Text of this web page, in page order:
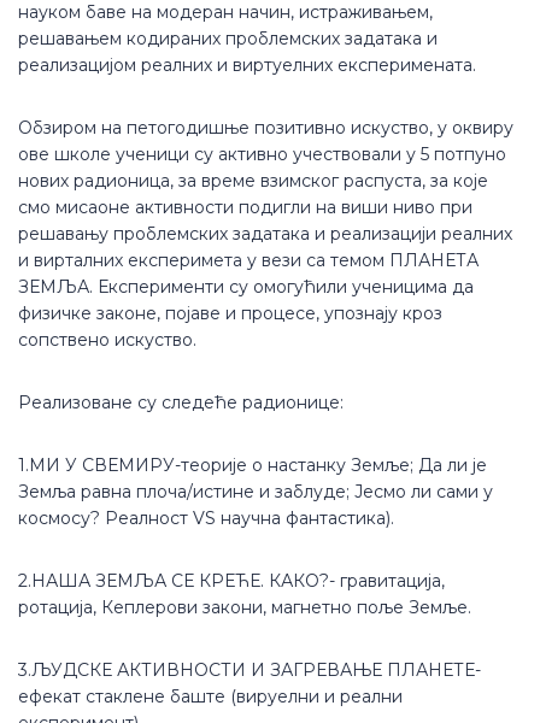
науком баве на модеран начин, истраживањем,
решавањем кодираних проблемских задатака и
реализацијом реалних и виртуелних експеримената.
Обзирoм на петогодишње позитивно искуство, у оквиру
ове школе ученици су активно учествовали у 5 потпуно
нових радионица, за време взимског распуста, за које
смо мисаоне активности подигли на виши ниво при
решавању проблемских задатака и реализацији реалних
и вирталних експеримета у вези са темом ПЛАНЕТА
ЗЕМЉА. Експерименти су омогућили ученицима да
физичке законе, појаве и процесе, упознају кроз
сопствено искуство.
Реализоване су следеће радионице:
1.МИ У СВЕМИРУ-теорије о настанку Земље; Да ли је
Земља равна плоча/истине и заблуде; Јесмо ли сами у
космосу? Реалност VS научна фантастика).
2.НАША ЗЕМЉА СЕ КРЕЋЕ. КАКО?- гравитација,
ротација, Кеплерови закони, магнетно поље Земље.
3.ЉУДСКЕ АКТИВНОСТИ И ЗАГРЕВАЊЕ ПЛАНЕТЕ-
ефекат стаклене баште (вируелни и реални